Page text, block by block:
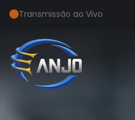
Transmissão ao Vivo